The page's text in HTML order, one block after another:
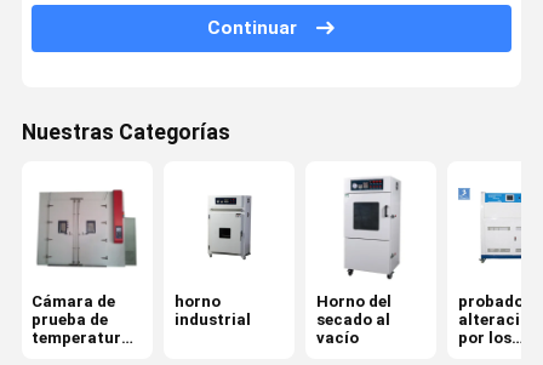
Máquina de prueba tracción
equipo de prueba plástico
Equipos de pruebas de caucho
Cámara de prueba de Spray sal
Equipo de prueba del paquete
instrumentos de papel de la prueba
Continuar
Nuestras Categorías
Cámara de
prueba de
temperatura
horno
industrial
Horno del
secado al
vacío
probador
alteración
por los